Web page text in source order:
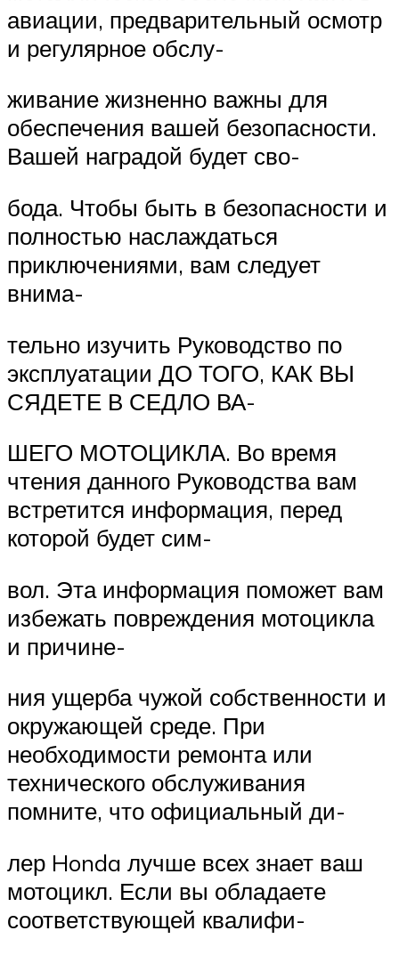
авиации, предварительный осмотр
и регулярное обслу-
живание жизненно важны для
обеспечения вашей безопасности.
Вашей наградой будет сво-
бода. Чтобы быть в безопасности и
полностью наслаждаться
приключениями, вам следует
внима-
тельно изучить Руководство по
эксплуатации ДО ТОГО, КАК ВЫ
СЯДЕТЕ В СЕДЛО ВА-
ШЕГО МОТОЦИКЛА. Во время
чтения данного Руководства вам
встретится информация, перед
которой будет сим-
вол. Эта информация поможет вам
избежать повреждения мотоцикла
и причине-
ния ущерба чужой собственности и
окружающей среде. При
необходимости ремонта или
технического обслуживания
помните, что официальный ди-
лер Honda лучше всех знает ваш
мотоцикл. Если вы обладаете
соответствующей квалифи-